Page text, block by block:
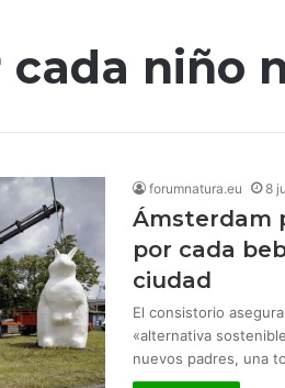
cada niño
forumnatura.eu 8
Ámsterdam
por cada
ciudad
El consistorio
«alternativa
nuevos padres, una